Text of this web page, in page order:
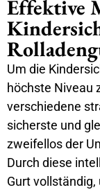
Effektive
Um die
höchste Niveau
verschiedene
sicherste und
zweifellos der
Durch diese
Gurt